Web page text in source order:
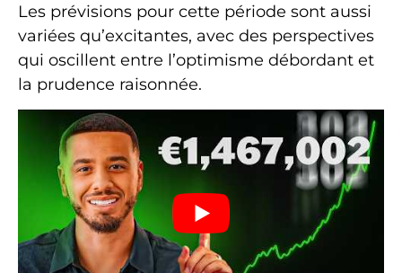
Les prévisions pour cette période sont aussi
variées qu’excitantes, avec des perspectives
qui oscillent entre l’optimisme débordant et
la prudence raisonnée.